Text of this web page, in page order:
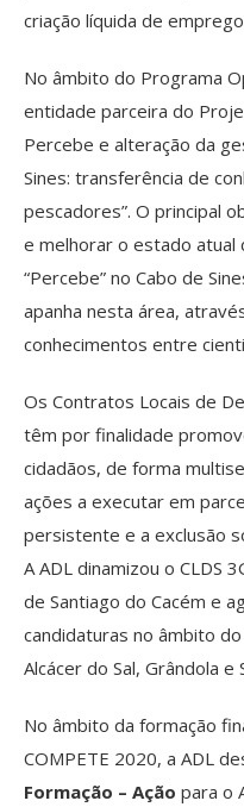
criação líquida de
No âmbito do Programa
entidade parceira do
Percebe e alteração da
Sines: transferência de
pescadores”. O principal
e melhorar o estado atual
“Percebe” no Cabo de
apanha nesta área,
conhecimentos entre
Os Contratos Locais de
têm por finalidade
cidadãos, de forma
ações a executar em
persistente e a exclusão
A ADL dinamizou o CLDS
de Santiago do Cacém e
candidaturas no âmbito
Alcácer do Sal, Grândola e
No âmbito da formação
COMPETE 2020, a ADL
Formação – Ação para o